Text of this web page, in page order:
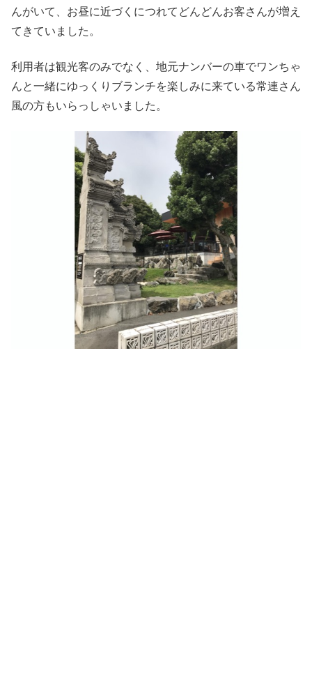
んがいて、お昼に近づくにつれてどんどんお客さんが増え
てきていました。
利用者は観光客のみでなく、地元ナンバーの車でワンちゃ
んと一緒にゆっくりブランチを楽しみに来ている常連さん
風の方もいらっしゃいました。